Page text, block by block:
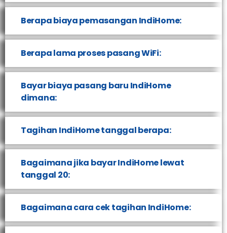
Berapa biaya pemasangan IndiHome:
Berapa lama proses pasang WiFi:
Bayar biaya pasang baru IndiHome
dimana:
Tagihan IndiHome tanggal berapa:
Bagaimana jika bayar IndiHome lewat
tanggal 20:
Bagaimana cara cek tagihan IndiHome: